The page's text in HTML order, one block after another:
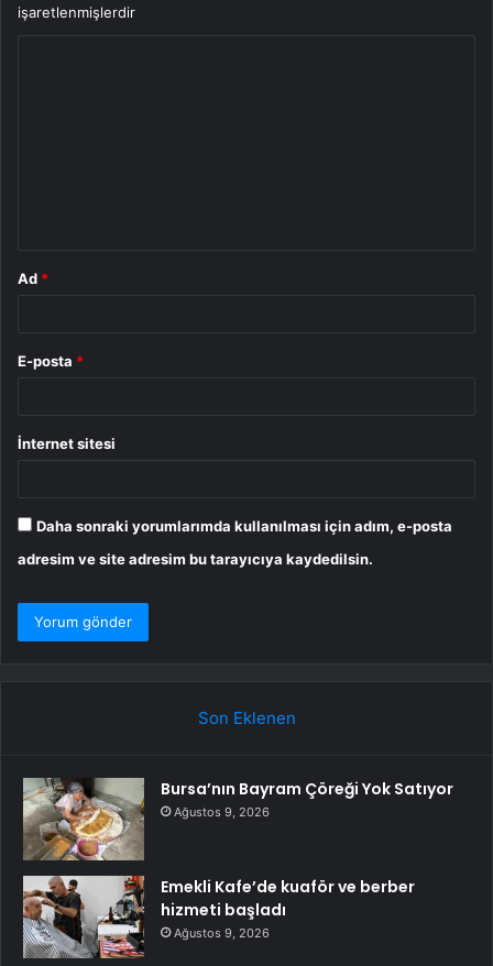
işaretlenmişlerdir
Ad *
E-posta *
İnternet sitesi
Daha sonraki yorumlarımda kullanılması için adım, e-posta
adresim ve site adresim bu tarayıcıya kaydedilsin.
Son Eklenen
Bursa’nın Bayram Çöreği Yok Satıyor
Ağustos 9, 2026
Emekli Kafe’de kuaför ve berber
hizmeti başladı
Ağustos 9, 2026